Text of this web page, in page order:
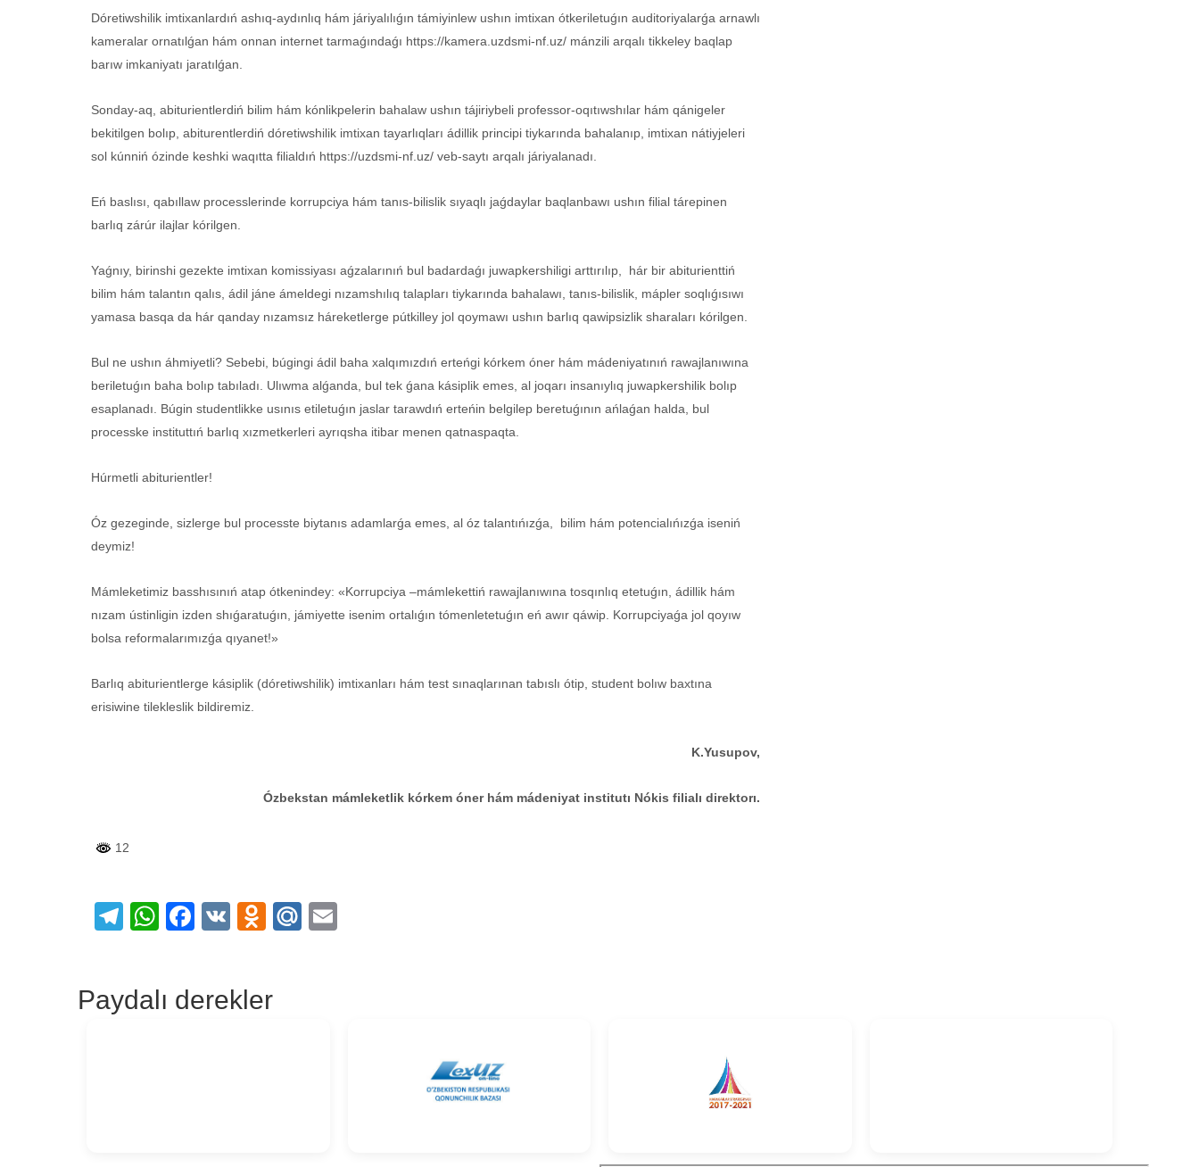
Dóretiwshilik imtixanlardıń ashıq-aydınlıq hám járiyalılıǵın támiyinlew ushın imtixan ótkeriletuǵın auditoriyalarǵa arnawlı
kameralar ornatılǵan hám onnan internet tarmaǵındaǵı https://kamera.uzdsmi-nf.uz/ mánzili arqalı tikkeley baqlap
barıw imkaniyatı jaratılǵan.
Sonday-aq, abiturientlerdiń bilim hám kónlikpelerin bahalaw ushın tájiriybeli professor-oqıtıwshılar hám qánigeler
bekitilgen bolıp, abiturentlerdiń dóretiwshilik imtixan tayarlıqları ádillik principi tiykarında bahalanıp, imtixan nátiyjeleri
sol kúnniń ózinde keshki waqıtta filialdıń https://uzdsmi-nf.uz/ veb-saytı arqalı járiyalanadı.
Eń baslısı, qabıllaw processlerinde korrupciya hám tanıs-bilislik sıyaqlı jaǵdaylar baqlanbawı ushın filial tárepinen
barlıq zárúr ilajlar kórilgen.
Yaǵnıy, birinshi gezekte imtixan komissiyası aǵzalarınıń bul badardaǵı juwapkershiligi arttırılıp, hár bir abiturienttiń
bilim hám talantın qalıs, ádil jáne ámeldegi nızamshılıq talapları tiykarında bahalawı, tanıs-bilislik, mápler soqlıǵısıwı
yamasa basqa da hár qanday nızamsız háreketlerge pútkilley jol qoymawı ushın barlıq qawipsizlik sharaları kórilgen.
Bul ne ushın áhmiyetli? Sebebi, búgingi ádil baha xalqımızdıń erteńgi kórkem óner hám mádeniyatınıń rawajlanıwına
beriletuǵın baha bolıp tabıladı. Ulıwma alǵanda, bul tek ǵana kásiplik emes, al joqarı insanıylıq juwapkershilik bolıp
esaplanadı. Búgin studentlikke usınıs etiletuǵın jaslar tarawdıń erteńin belgilep beretuǵının ańlaǵan halda, bul
processke instituttıń barlıq xızmetkerleri ayrıqsha itibar menen qatnaspaqta.
Húrmetli abiturientler!
Óz gezeginde, sizlerge bul processte biytanıs adamlarǵa emes, al óz talantıńızǵa, bilim hám potencialıńızǵa iseniń
deymiz!
Mámleketimiz basshısınıń atap ótkenindey: «Korrupciya –mámlekettiń rawajlanıwına tosqınlıq etetuǵın, ádillik hám
nızam ústinligin izden shıǵaratuǵın, jámiyette isenim ortalıǵın tómenletetuǵın eń awır qáwip. Korrupciyaǵa jol qoyıw
bolsa reformalarımızǵa qıyanet!»
Barlıq abiturientlerge kásiplik (dóretiwshilik) imtixanları hám test sınaqlarınan tabıslı ótip, student bolıw baxtına
erisiwine tilekleslik bildiremiz.
K.Yusupov,
Ózbekstan mámleketlik kórkem óner hám mádeniyat institutı Nókis filialı direktorı.
12
Telegram
WhatsApp
Facebook
VK Odnoklassniki
Mail.Ru
Paydalı derekler